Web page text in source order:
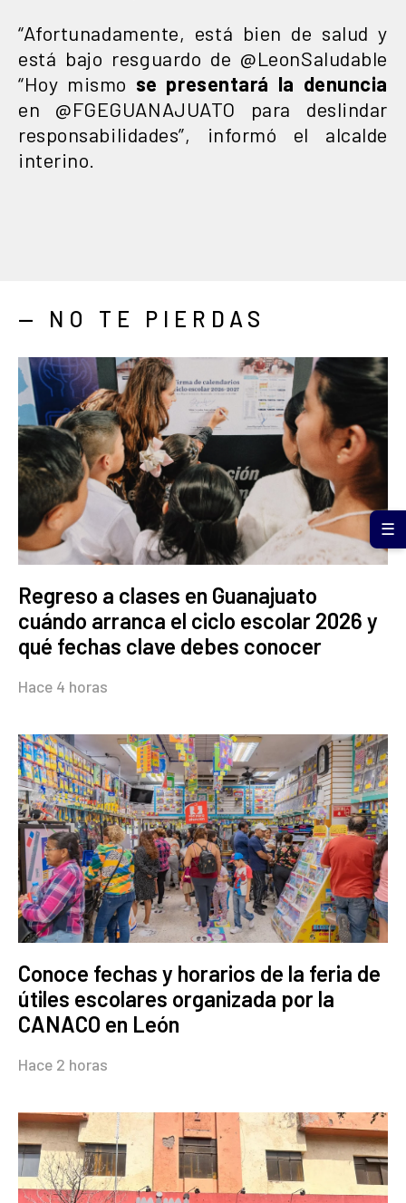
“Afortunadamente, está bien de salud y
está bajo resguardo de @LeonSaludable
“Hoy mismo se presentará la denuncia
en @FGEGUANAJUATO para deslindar
responsabilidades”, informó el alcalde
interino.
— NO TE PIERDAS
Regreso a clases en Guanajuato
cuándo arranca el ciclo escolar 2026 y
qué fechas clave debes conocer
Hace 4 horas
Conoce fechas y horarios de la feria de
útiles escolares organizada por la
CANACO en León
Hace 2 horas
☰